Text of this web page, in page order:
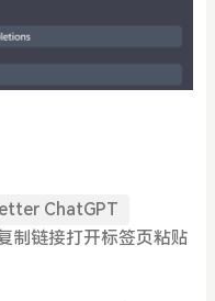
ChatGPT
制链接打开标签页粘贴